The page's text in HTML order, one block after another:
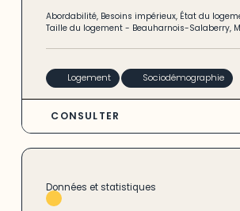
Abordabilité, Besoins impérieux, État du
Taille du logement - Beauharnois-Salaberry,
Logement Sociodémographie
CONSULTER
Données et statistiques